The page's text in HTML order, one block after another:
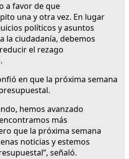
a favor de que
una y otra vez. En lugar
políticos y asuntos
la ciudadanía, debemos
el rezago
en que la próxima semana
hemos avanzado
más
que la próxima semana
noticias y estemos
señaló.